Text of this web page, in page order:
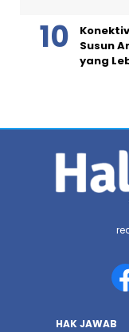
Susun
yang
HAK JAWAB